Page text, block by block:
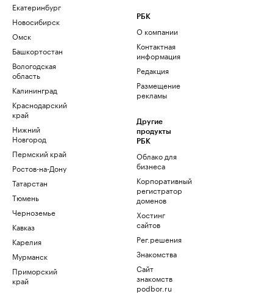
Екатеринбург
Новосибирск
Омск
Башкортостан
Вологодская
область
Калининград
Краснодарский
край
Нижний
Новгород
Пермский край
Ростов-на-Дону
Татарстан
Тюмень
Черноземье
Кавказ
Карелия
Мурманск
Приморский
край
РБК
О компании
Контактная
информация
Редакция
Размещение
рекламы
Другие
продукты
РБК
Облако для
бизнеса
Корпоративный
регистратор
доменов
Хостинг
сайтов
Рег.решения
Знакомства
Сайт
знакомств
podbor.ru